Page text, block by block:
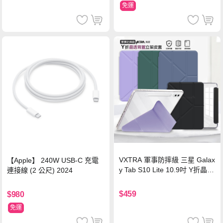
免運
【Apple】 240W USB-C 充電
連接線 (2 公尺) 2024
$980
免運
VXTRA 軍事防摔級 三星 Galax
y Tab S10 Lite 10.9吋 Y折晶透
$459